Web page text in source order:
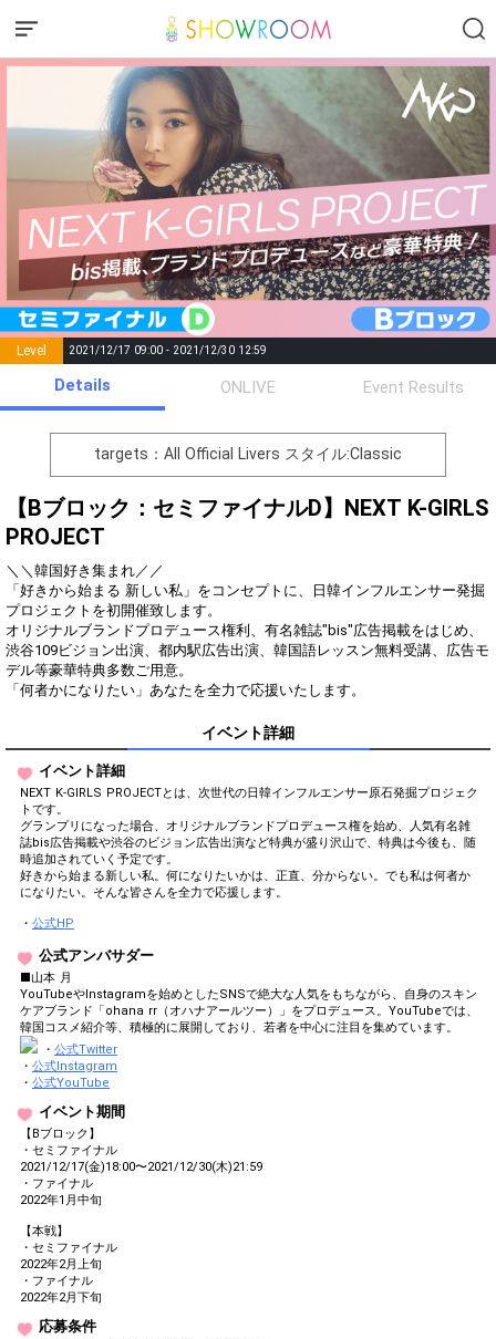
Level 2021/12/17 09:00 - 2021/12/30 12:59
Points List of Goal
number of
positions
Rema
Event Begins!
オリジナルアバター制作権獲
得！
3
4 2000000
プレゼント！
Gifting
Throw gifts to the stage and join
the live performance.
(once a day)! You can also charge
Show Gold to purchase gifts
(available from 1 JPY)! When you
continue to send gifts to the
performer(s), the performer's
popularity ranking and your
ranking go up.
To cheer on performers, you can
send them gifts.
To send performers paid items,
you must use Show Gold.
Comments
You can post comments. Please
refrain from posting comments
other users.
Close
Details ONLIVE Event Results
targets：All Official Livers スタイル:Classic
【Bブロック：セミファイナルD】NEXT K-GIRLS
PROJECT
＼＼韓国好き集まれ／／
「好きから始まる 新しい私」をコンセプトに、日韓インフルエンサー発掘
プロジェクトを初開催致します。
オリジナルブランドプロデュース権利、有名雑誌"bis"広告掲載をはじめ、
渋谷109ビジョン出演、都内駅広告出演、韓国語レッスン無料受講、広告モ
デル等豪華特典多数ご用意。
「何者かになりたい」あなたを全力で応援いたします。
イベント詳細
イベント詳細
NEXT K-GIRLS PROJECTとは、次世代の日韓インフルエンサー原石発掘プロジェク
トです。
グランプリになった場合、オリジナルブランドプロデュース権を始め、人気有名雑
誌bis広告掲載や渋谷のビジョン広告出演など特典が盛り沢山で、特典は今後も、随
時追加されていく予定です。
好きから始まる新しい私。何になりたいかは、正直、分からない。でも私は何者か
になりたい。そんな皆さんを全力で応援します。
・ 公式HP
公式アンバサダー
■山本 月
YouTubeやInstagramを始めとしたSNSで絶大な人気をもちながら、自身のスキン
ケアブランド「ohana rr（オハナアールツー）」をプロデュース。YouTubeでは、
韓国コスメ紹介等、積極的に展開しており、若者を中心に注目を集めています。
・ 公式Twitter
・ 公式Instagram
・ 公式YouTube
イベント期間
【Bブロック】
・セミファイナル
2021/12/17(金)18:00〜2021/12/30(木)21:59
・ファイナル
2022年1月中旬
【本戦】
・セミファイナル
2022年2月上旬
・ファイナル
2022年2月下旬
応募条件